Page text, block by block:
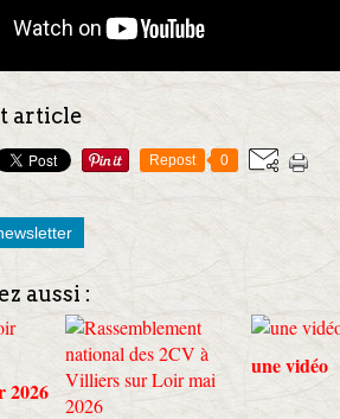
article
Repost 0
aussi :
2026
une vidéo